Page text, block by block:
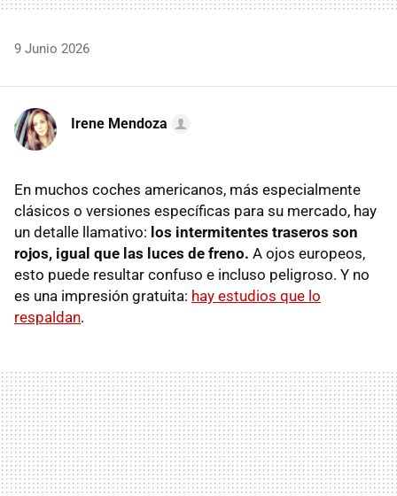
9 Junio 2026
Irene Mendoza
En muchos coches americanos, más especialmente
clásicos o versiones específicas para su mercado, hay
un detalle llamativo: los intermitentes traseros son
rojos, igual que las luces de freno. A ojos europeos,
esto puede resultar confuso e incluso peligroso. Y no
es una impresión gratuita: hay estudios que lo
respaldan.